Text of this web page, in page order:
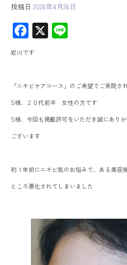
投稿日 2026年4月26日
F
ac
e
b
o
ok
X
岩川です
「ニキビケアコース」のご希望でご来院さ
S様、２０代前半 女性の方です
S様、今回も掲載許可をいただき誠にありが
ございます
約１年前にニキビ肌のお悩みで、ある美容
ところ悪化されてしまいました